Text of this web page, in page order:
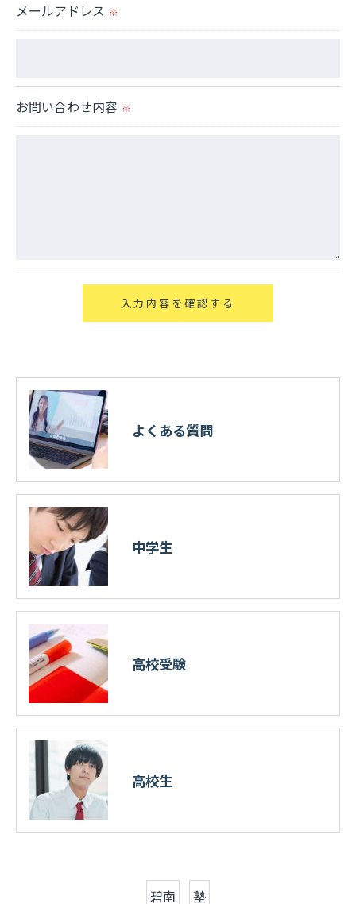
切に安全管理対策を実施します。
必要な情報を頂けない場合は、それに対応した当社
のサービスをご提供できない場合がございますので
予めご了承ください。
個人情報の開示･訂正･削除・利用停止の具体的手続
メールアドレス ※
お問い合わせ内容 ※
よくある質問
中学生
高校受験
高校生
碧南 塾